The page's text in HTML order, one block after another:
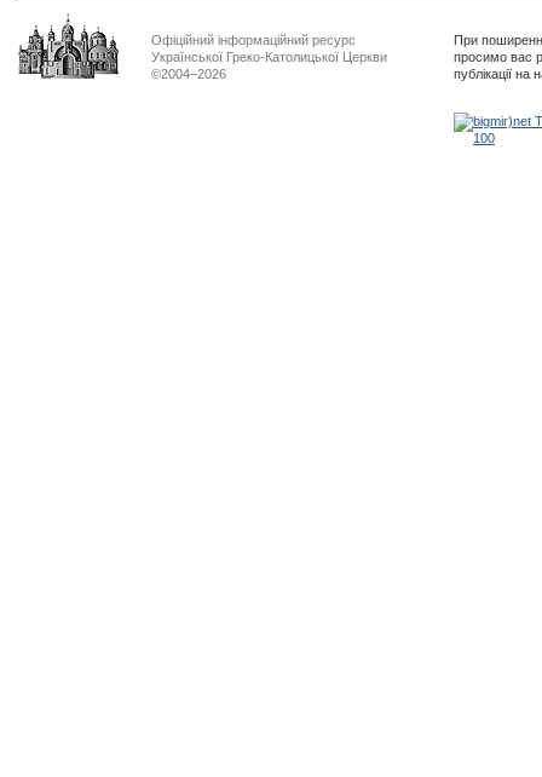
Офіційний інформаційний ресурс
Української Греко-Католицької Церкви
©2004–2026
При
просимо вас
публікації на